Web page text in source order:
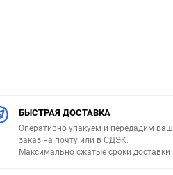
БЫСТРАЯ ДОСТАВКА
Оперативно упакуем и передадим ваш
заказ на почту или в СДЭК.
Максимально сжатые сроки доставки